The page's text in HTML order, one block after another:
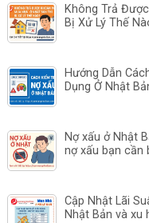
Không Trả
Bị Xử Lý Thế
Hướng Dẫn
Dụng Ở Nhật
Nợ xấu ở Nhật
nợ xấu bạn cần
Cập Nhật Lãi
Nhật Bản và xu